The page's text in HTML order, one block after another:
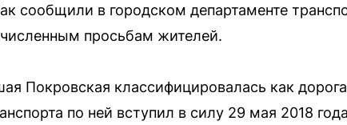
сообщили в городском департаменте
просьбам жителей.
Покровская классифицировалась как
по ней вступил в силу 29 мая 2018